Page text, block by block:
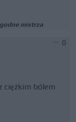
mistrza
0
ciężkim bólem